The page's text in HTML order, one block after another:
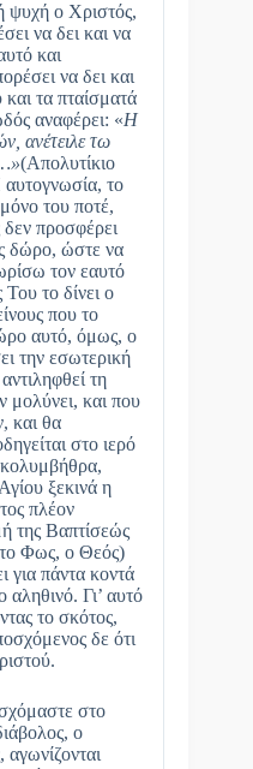
ψυχή ο Χριστός,
να δει και να
και
να δει και
τα πταίσματά
αναφέρει: «Η
ανέτειλε τω
(Απολυτίκιο
το
του ποτέ,
προσφέρει
δώρο, ώστε να
τον εαυτό
το δίνει ο
που το
αυτό, όμως, ο
την εσωτερική
τη
μολύνει, και που
και θα
στο ιερό
ξεκινά η
πλέον
της Βαπτίσεώς
το Φως, ο Θεός)
για πάντα κοντά
αληθινό. Γι’ αυτό
το σκότος,
δε ότι
στο
ο